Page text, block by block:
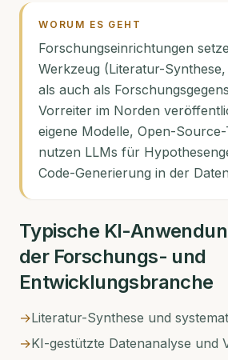
WORUM ES GEHT
Forschungseinrichtungen
Werkzeug (Literatur-
als auch als
Vorreiter im Norden
eigene Modelle, Open-
nutzen LLMs für
Code-Generierung in der
Typische KI-
der Forschungs- und
Entwicklungsbranche
→Literatur-Synthese und
→KI-gestützte Datenanalyse und